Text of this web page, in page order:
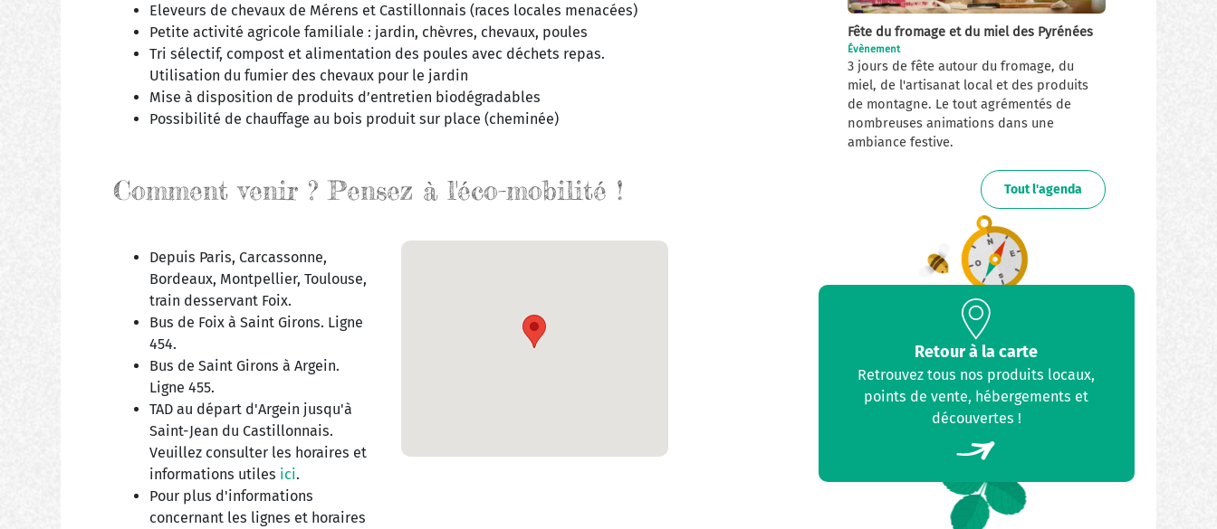
Eleveurs de chevaux de Mérens et Castillonnais (races locales menacées)
Petite activité agricole familiale : jardin, chèvres, chevaux, poules
Tri sélectif, compost et alimentation des poules avec déchets repas.
Utilisation du fumier des chevaux pour le jardin
Mise à disposition de produits d’entretien biodégradables
Possibilité de chauffage au bois produit sur place (cheminée)
Comment venir ? Pensez à l'éco-mobilité !
Depuis Paris, Carcassonne,
Bordeaux, Montpellier, Toulouse,
train desservant Foix.
Bus de Foix à Saint Girons. Ligne
454.
Bus de Saint Girons à Argein.
Ligne 455.
TAD au départ d'Argein jusqu'à
Saint-Jean du Castillonnais.
Veuillez consulter les horaires et
informations utiles ici.
Pour plus d'informations
concernant les lignes et horaires
Fête du fromage et du miel des Pyrénées
Évènement
3 jours de fête autour du fromage, du
miel, de l'artisanat local et des produits
de montagne. Le tout agrémentés de
nombreuses animations dans une
ambiance festive.
Tout l'agenda
Retour à la carte
Retrouvez tous nos produits locaux,
points de vente, hébergements et
découvertes !